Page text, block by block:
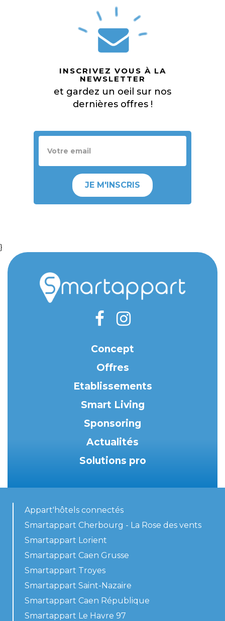
INSCRIVEZ VOUS À LA
NEWSLETTER
et gardez un oeil sur nos
dernières offres !
JE M'INSCRIS
}
Concept
Offres
Etablissements
Smart Living
Sponsoring
Actualités
Solutions pro
Appart'hôtels connectés
Smartappart Cherbourg - La Rose des vents
Smartappart Lorient
Smartappart Caen Grusse
Smartappart Troyes
Smartappart Saint-Nazaire
Smartappart Caen République
Smartappart Le Havre 97